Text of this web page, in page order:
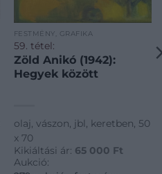
FESTMÉNY, GRAFIKA
59. tétel:
Zöld Anikó (1942):
Hegyek között
olaj, vászon, jbl, keretben, 50
x 70
Kikiáltási ár: 65 000 Ft
Aukció: